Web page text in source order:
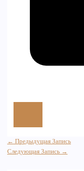
← Предыдущая Запись
Следующая Запись →